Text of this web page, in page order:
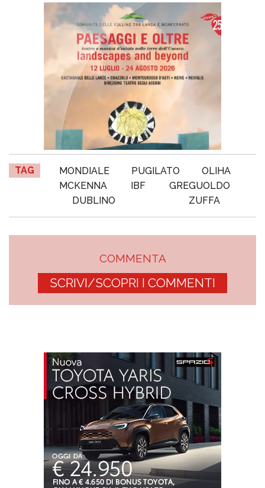
TAG MONDIALE PUGILATO
OLIHA
MCKENNA
IBF
GREGUOLDO
DUBLINO
ZUFFA
COMMENTA
SCRIVI/SCOPRI I COMMENTI